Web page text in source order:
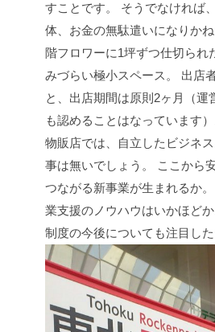
すことです。
そうでなければ
体、お金の無駄遣いになりかね
階フロワーに1坪ずつ仕切られ
みづらい極小スペース。
出店
と、出店期間は原則2ヶ月（運
も認めることはなっています）
物販店では、自立したビジネ
事は無いでしょう。
ここから
つながる新事業が生まれるか。
業支援のノウハウはいかほどか
制度の今後についても注目した